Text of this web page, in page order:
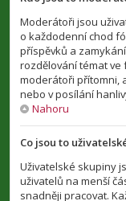
Moderátoři jsou
o každodenní chod
příspěvků a
rozdělování témat ve
moderátoři přítomni,
nebo v posílání
Nahoru
Co jsou to
Uživatelské skupiny
uživatelů na menší
snadněji pracovat.